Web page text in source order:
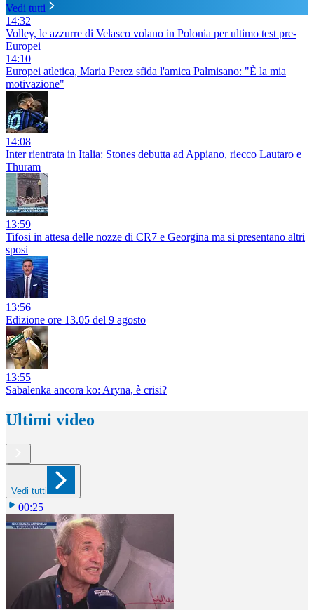
Vedi tutti
14:32
Volley, le azzurre di Velasco volano in Polonia per ultimo test pre-
Europei
14:10
Europei atletica, Maria Perez sfida l'amica Palmisano: "È la mia
motivazione"
14:08
Inter rientrata in Italia: Stones debutta ad Appiano, riecco Lautaro e
Thuram
13:59
Tifosi in attesa delle nozze di CR7 e Georgina ma si presentano altri
sposi
13:56
Edizione ore 13.05 del 9 agosto
13:55
Sabalenka ancora ko: Aryna, è crisi?
Ultimi video
Vedi tutti
00:25